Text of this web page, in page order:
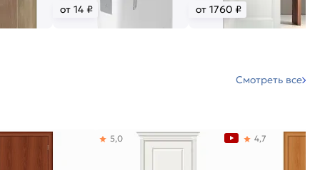
от 14 ₽ от 1760 ₽
Смотреть все
5,0 4,7